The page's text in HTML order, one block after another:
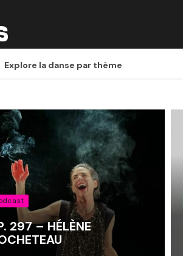
Explore la danse par thème
297 – HÉLÈNE